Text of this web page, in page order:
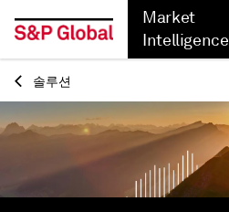
Market
Intelligence
Back
솔루션